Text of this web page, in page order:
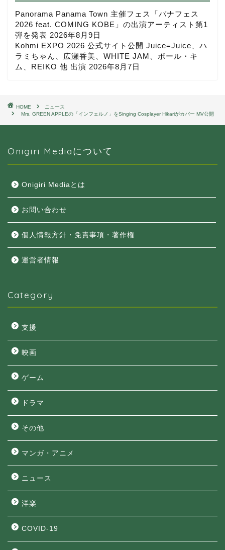
Panorama Panama Town 主催フェス「パナフェス
2026 feat. COMING KOBE」の出演アーティスト第1
弾を発表 2026年8月9日
Kohmi EXPO 2026 公式サイト公開 Juice=Juice、ハ
ラミちゃん、広瀬香美、WHITE JAM、ポール・キ
ム、REIKO 他 出演 2026年8月7日
HOME
ニュース
Mrs. GREEN APPLEの「インフェルノ」をSinging Cosplayer Hikariがカバー MV公開
Onigiri Mediaについて
Onigiri Mediaとは
お問い合わせ
個人情報方針・免責事項・著作権
運営者情報
Category
支援
映画
ゲーム
ドラマ
その他
マンガ・アニメ
ニュース
洋楽
COVID-19